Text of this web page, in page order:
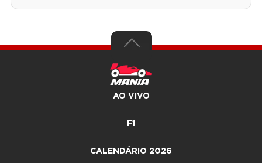
AO VIVO
F1
CALENDÁRIO 2026